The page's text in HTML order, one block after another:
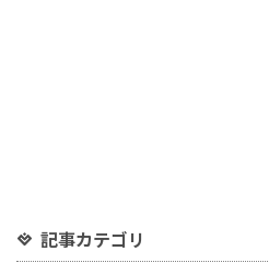
記事カテゴリ